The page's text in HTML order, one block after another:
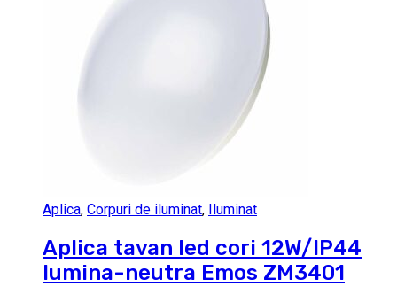
Aplica, Corpuri de iluminat, Iluminat
Aplica tavan led cori 12W/IP44
lumina-neutra Emos ZM3401